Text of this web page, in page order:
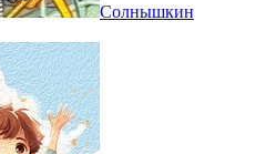
Солнышкин